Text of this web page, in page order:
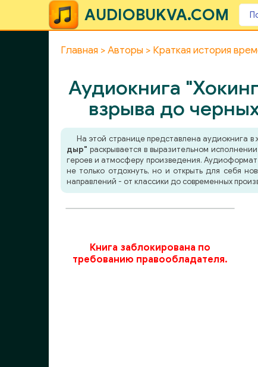
AUDIOBUKVA.COM
Главная Авторы Краткая история
Аудиокнига
взрыва до
На этой странице представлена аудиокнига в
дыр" раскрывается в выразительном
героев и атмосферу произведения.
не только отдохнуть, но и открыть для себя
направлений - от классики до современных
Книга заблокирована по
требованию правообладателя.